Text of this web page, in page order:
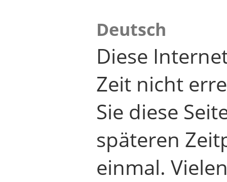
Deutsch
Diese
Zeit nicht
Sie diese
späteren
einmal.